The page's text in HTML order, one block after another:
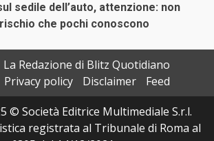
sedile dell’auto, attenzione: non
rischio che pochi conoscono
La Redazione di Blitz Quotidiano
Privacy policy Disclaimer
Feed
© Società Editrice Multimediale S.r.l.
registrata al Tribunale di Roma al